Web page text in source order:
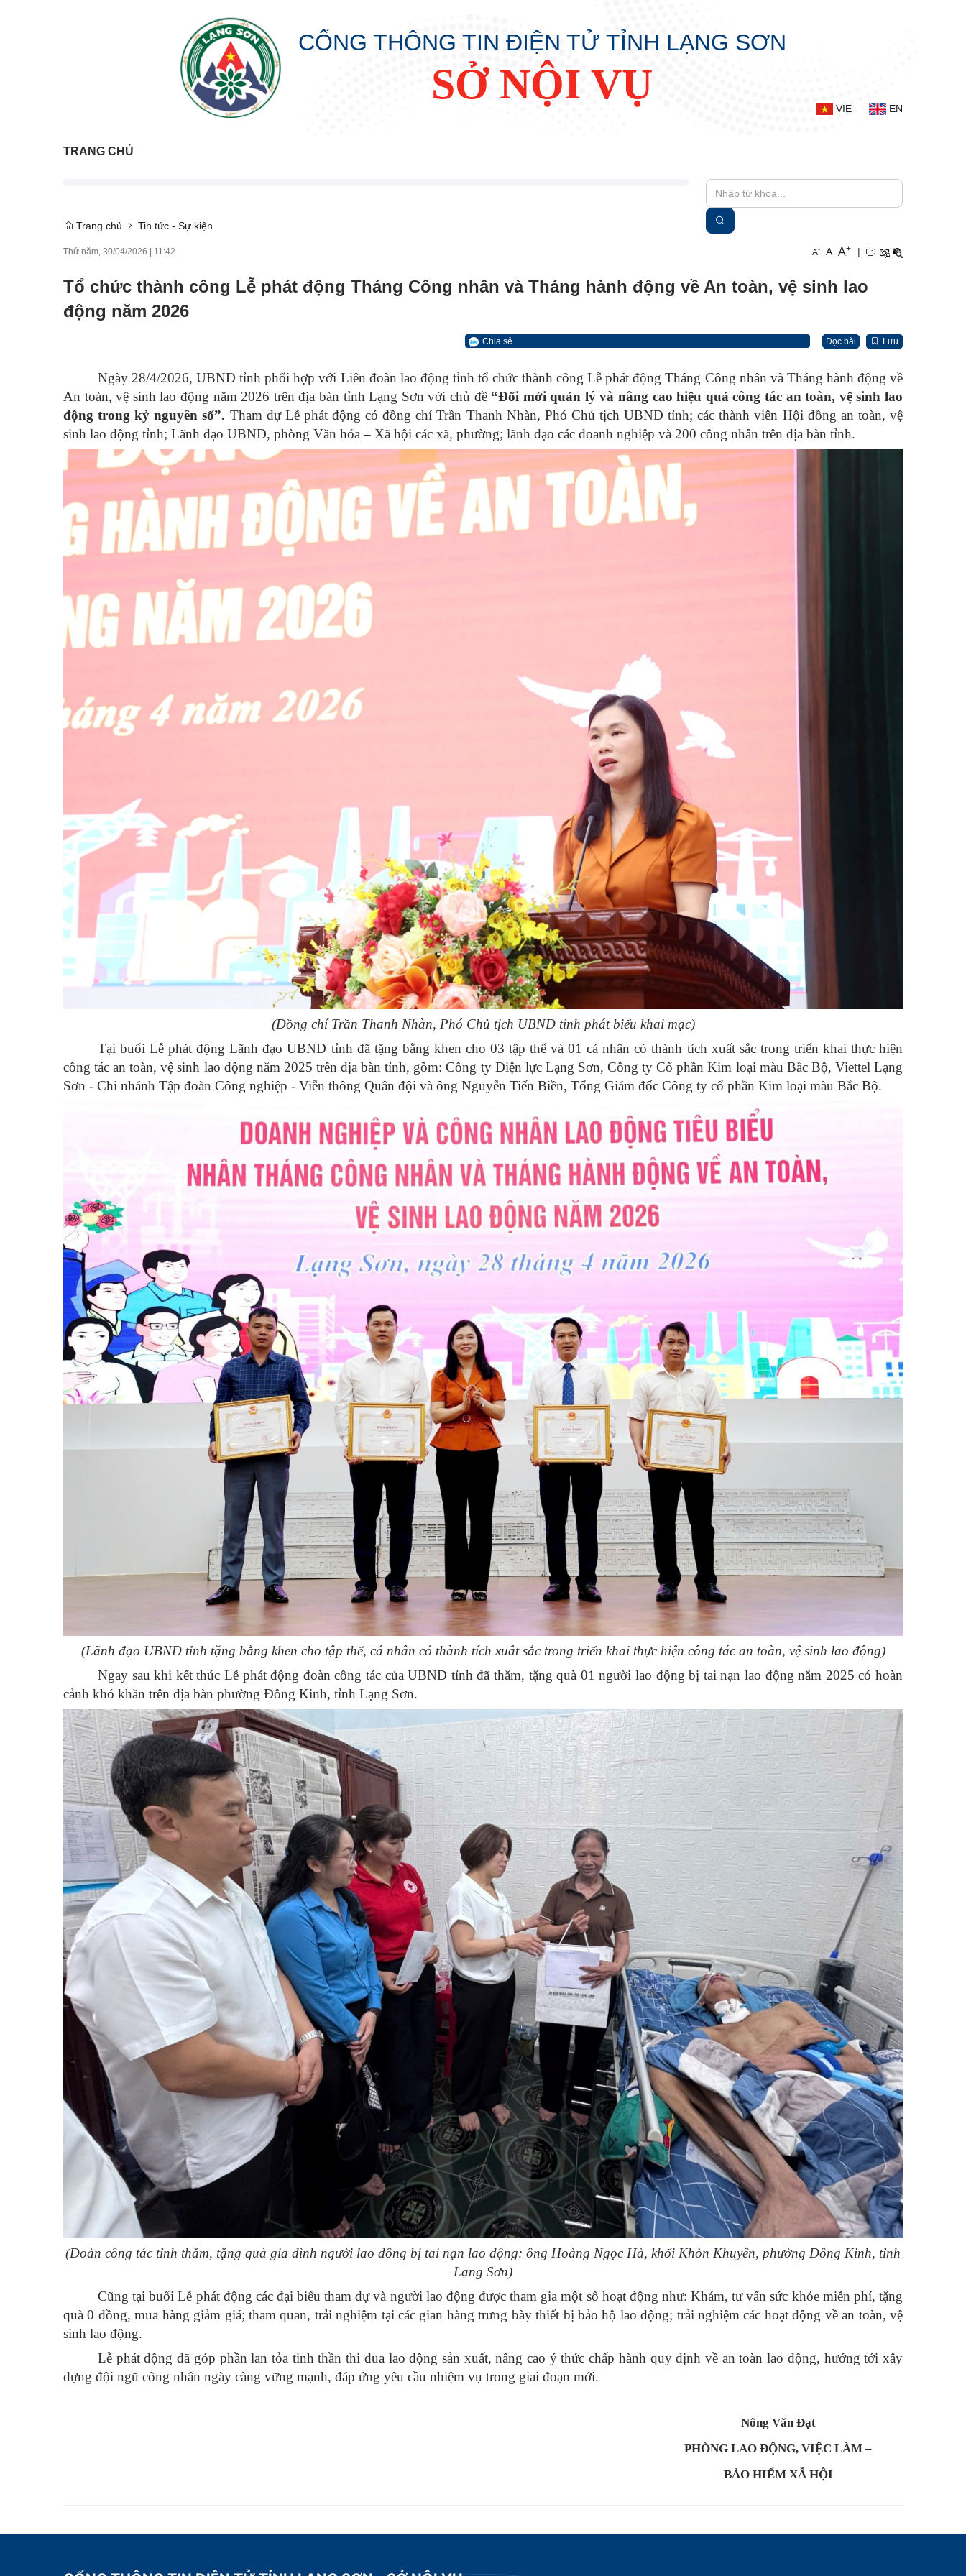
CỔNG THÔNG TIN ĐIỆN TỬ TỈNH LẠNG SƠN
SỞ NỘI VỤ
VIE EN
TRANG CHỦ
Trang chủ Tin tức - Sự kiện
Thứ năm, 30/04/2026 | 11:42 A- A A+ |
Tổ chức thành công Lễ phát động Tháng Công nhân và Tháng hành động về An toàn, vệ sinh lao
động năm 2026
Chia sẻ Đọc bài Lưu
Ngày 28/4/2026, UBND tỉnh phối hợp với Liên đoàn lao động tỉnh tổ chức thành công Lễ phát động Tháng Công nhân và Tháng hành động về
An toàn, vệ sinh lao động năm 2026 trên địa bàn tỉnh Lạng Sơn với chủ đề “Đổi mới quản lý và nâng cao hiệu quả công tác an toàn, vệ sinh lao
động trong kỷ nguyên số”. Tham dự Lễ phát động có đồng chí Trần Thanh Nhàn, Phó Chủ tịch UBND tỉnh; các thành viên Hội đồng an toàn, vệ
sinh lao động tỉnh; Lãnh đạo UBND, phòng Văn hóa – Xã hội các xã, phường; lãnh đạo các doanh nghiệp và 200 công nhân trên địa bàn tỉnh.
(Đồng chí Trần Thanh Nhàn, Phó Chủ tịch UBND tỉnh phát biểu khai mạc)
Tại buổi Lễ phát động Lãnh đạo UBND tỉnh đã tặng bằng khen cho 03 tập thể và 01 cá nhân có thành tích xuất sắc trong triển khai thực hiện
công tác an toàn, vệ sinh lao động năm 2025 trên địa bàn tỉnh, gồm: Công ty Điện lực Lạng Sơn, Công ty Cổ phần Kim loại màu Bắc Bộ, Viettel Lạng
Sơn - Chi nhánh Tập đoàn Công nghiệp - Viễn thông Quân đội và ông Nguyễn Tiến Biền, Tổng Giám đốc Công ty cổ phần Kim loại màu Bắc Bộ.
(Lãnh đạo UBND tỉnh tặng bằng khen cho tập thể, cá nhân có thành tích xuât sắc trong triển khai thực hiện công tác an toàn, vệ sinh lao động)
Ngay sau khi kết thúc Lễ phát động đoàn công tác của UBND tỉnh đã thăm, tặng quà 01 người lao động bị tai nạn lao động năm 2025 có hoàn
cảnh khó khăn trên địa bàn phường Đông Kinh, tỉnh Lạng Sơn.
(Đoàn công tác tỉnh thăm, tặng quà gia đình người lao đông bị tai nạn lao động: ông Hoàng Ngọc Hà, khối Khòn Khuyên, phường Đông Kinh, tỉnh
Lạng Sơn)
Cũng tại buổi Lễ phát động các đại biểu tham dự và người lao động được tham gia một số hoạt động như: Khám, tư vấn sức khỏe miễn phí, tặng
quà 0 đồng, mua hàng giảm giá; tham quan, trải nghiệm tại các gian hàng trưng bày thiết bị bảo hộ lao động; trải nghiệm các hoạt động về an toàn, vệ
sinh lao động.
Lễ phát động đã góp phần lan tỏa tinh thần thi đua lao động sản xuất, nâng cao ý thức chấp hành quy định về an toàn lao động, hướng tới xây
dựng đội ngũ công nhân ngày càng vững mạnh, đáp ứng yêu cầu nhiệm vụ trong giai đoạn mới.
Nông Văn Đạt
PHÒNG LAO ĐỘNG, VIỆC LÀM –
BẢO HIỂM XẪ HỘI